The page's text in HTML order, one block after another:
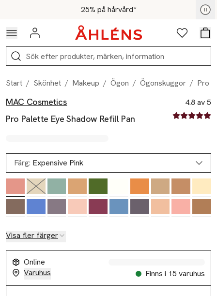
Hoppa till navigationsmenyn25% på hårvård*
För medlemmar - Shoppa nu
Logga in Favoriter
Sök
Start / Skönhet / Makeup / Ögon / Ögonskuggor / Pro
Produktbilder
Hoppa över bildspelet
MAC Cosmetics
Pro Palette Eye Shadow Refill Pan
4.8 av 5
4.8 av fem
Färg: Expensive Pink
Slut i lager
Visa fler färger
Online
Varuhus
Finns i 15 varuhus
Produktinformation